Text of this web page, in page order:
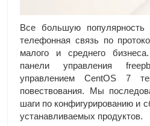
Все большую популярность
телефонная связь по
малого и среднего
панели управления
управлением CentOS 7
повествования. Мы
шаги по конфигурированию и
устанавливаемых продуктов.